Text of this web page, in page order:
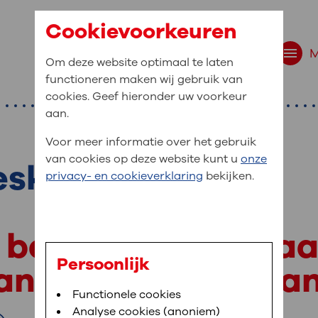
navigatie
bent u naar op
,MijnOLVG,Digitalisering
medische gegevens
In MijnOLVG kunt u uw medische
het u uitkomt. OLVG breidt MijnOLVG
behandelingbij
inwendige
Cookievoorkeuren
Om deze website optimaal te laten
functioneren maken wij gebruik van
cookies. Geef hieronder uw voorkeur
aan.
Voor meer informatie over het gebruik
van cookies op deze website kunt u onze
privacy- en cookieverklaring bekijken.
Persoonlijk
Functionele cookies
Analyse cookies (anoniem)